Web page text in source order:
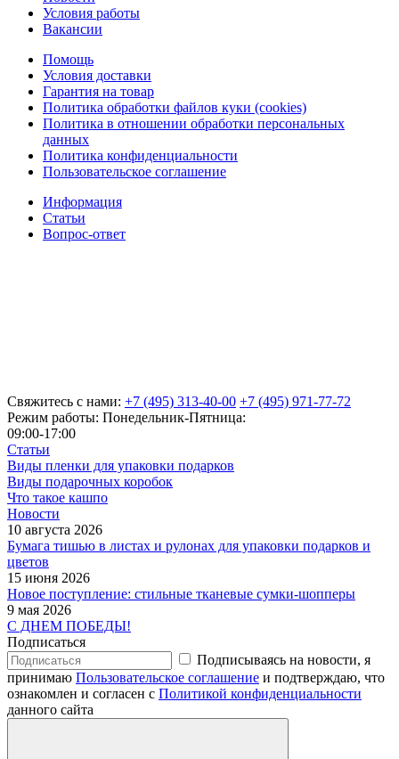
Условия работы
Вакансии
Помощь
Условия доставки
Гарантия на товар
Политика обработки файлов куки (cookies)
Политика в отношении обработки персональных
данных
Политика конфиденциальности
Пользовательское соглашение
Информация
Статьи
Вопрос-ответ
Свяжитесь с нами: +7 (495) 313-40-00 +7 (495) 971-77-72
Режим работы: Понедельник-Пятница:
09:00-17:00
Статьи
Виды пленки для упаковки подарков
Виды подарочных коробок
Что такое кашпо
Новости
10 августа 2026
Бумага тишью в листах и рулонах для упаковки подарков и
цветов
15 июня 2026
Новое поступление: стильные тканевые сумки-шопперы
9 мая 2026
С ДНЕМ ПОБЕДЫ!
Подписаться
Подписываясь на новости, я
принимаю Пользовательское соглашение и подтверждаю, что
ознакомлен и согласен с Политикой конфиденциальности
данного сайта